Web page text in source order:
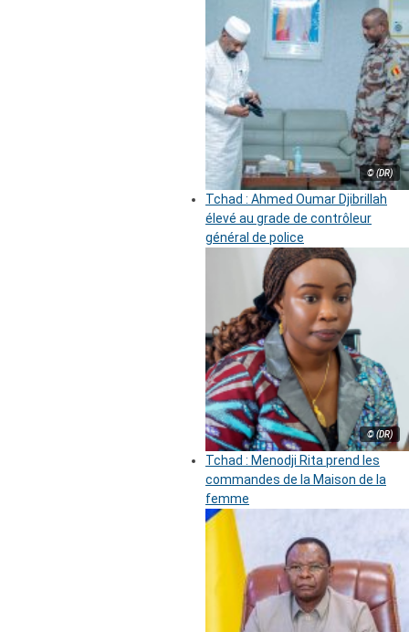
© (DR)
Tchad : Ahmed Oumar Djibrillah
élevé au grade de contrôleur
général de police
© (DR)
Tchad : Menodji Rita prend les
commandes de la Maison de la
femme